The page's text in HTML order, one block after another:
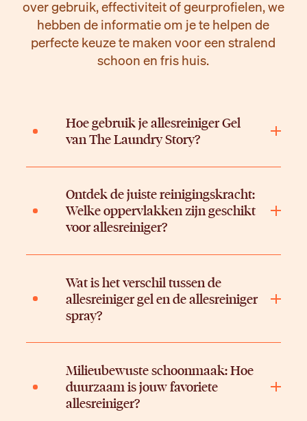
over gebruik, effectiviteit of geurprofielen, we
hebben de informatie om je te helpen de
perfecte keuze te maken voor een stralend
schoon en fris huis.
Hoe gebruik je allesreiniger Gel
van The Laundry Story?
Ontdek de juiste reinigingskracht:
Welke oppervlakken zijn geschikt
voor allesreiniger?
Wat is het verschil tussen de
allesreiniger gel en de allesreiniger
spray?
Milieubewuste schoonmaak: Hoe
duurzaam is jouw favoriete
allesreiniger?